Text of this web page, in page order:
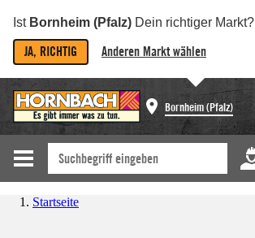
Ist Bornheim (Pfalz) Dein richtiger Markt?
JA, RICHTIG Anderen Markt wählen
Bornheim (Pfalz)
Startseite